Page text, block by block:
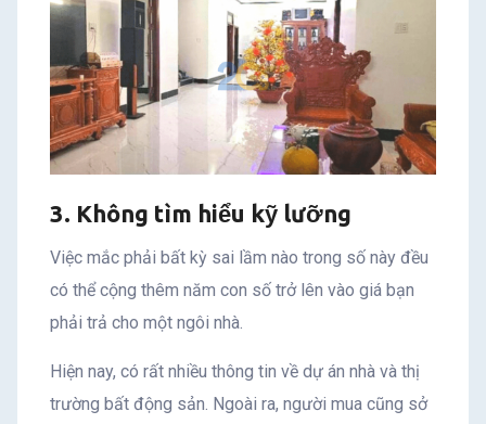
3. Không tìm hiểu kỹ lưỡng
Việc mắc phải bất kỳ sai lầm nào trong số này đều
có thể cộng thêm năm con số trở lên vào giá bạn
phải trả cho một ngôi nhà.
Hiện nay, có rất nhiều thông tin về dự án nhà và thị
trường bất động sản. Ngoài ra, người mua cũng sở